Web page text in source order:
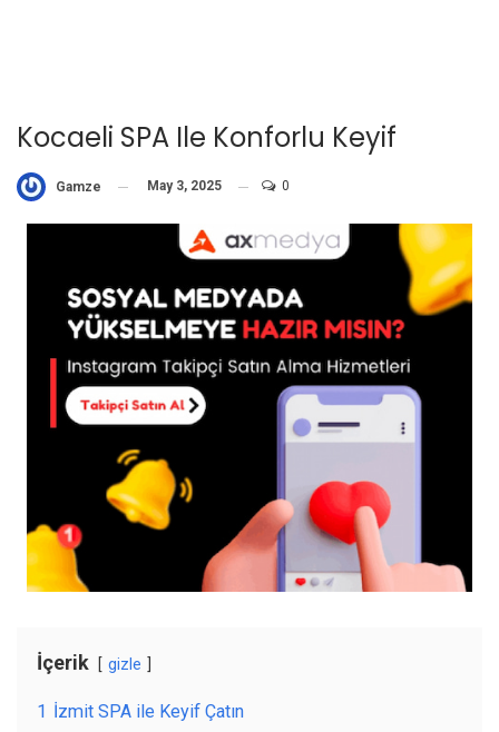
Kocaeli SPA Ile Konforlu Keyif
Gamze May 3, 2025 0
İçerik gizle
1 İzmit SPA ile Keyif Çatın